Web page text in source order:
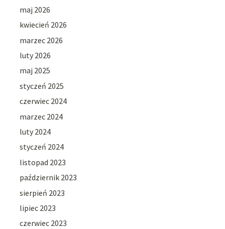
maj 2026
kwiecień 2026
marzec 2026
luty 2026
maj 2025
styczeń 2025
czerwiec 2024
marzec 2024
luty 2024
styczeń 2024
listopad 2023
październik 2023
sierpień 2023
lipiec 2023
czerwiec 2023